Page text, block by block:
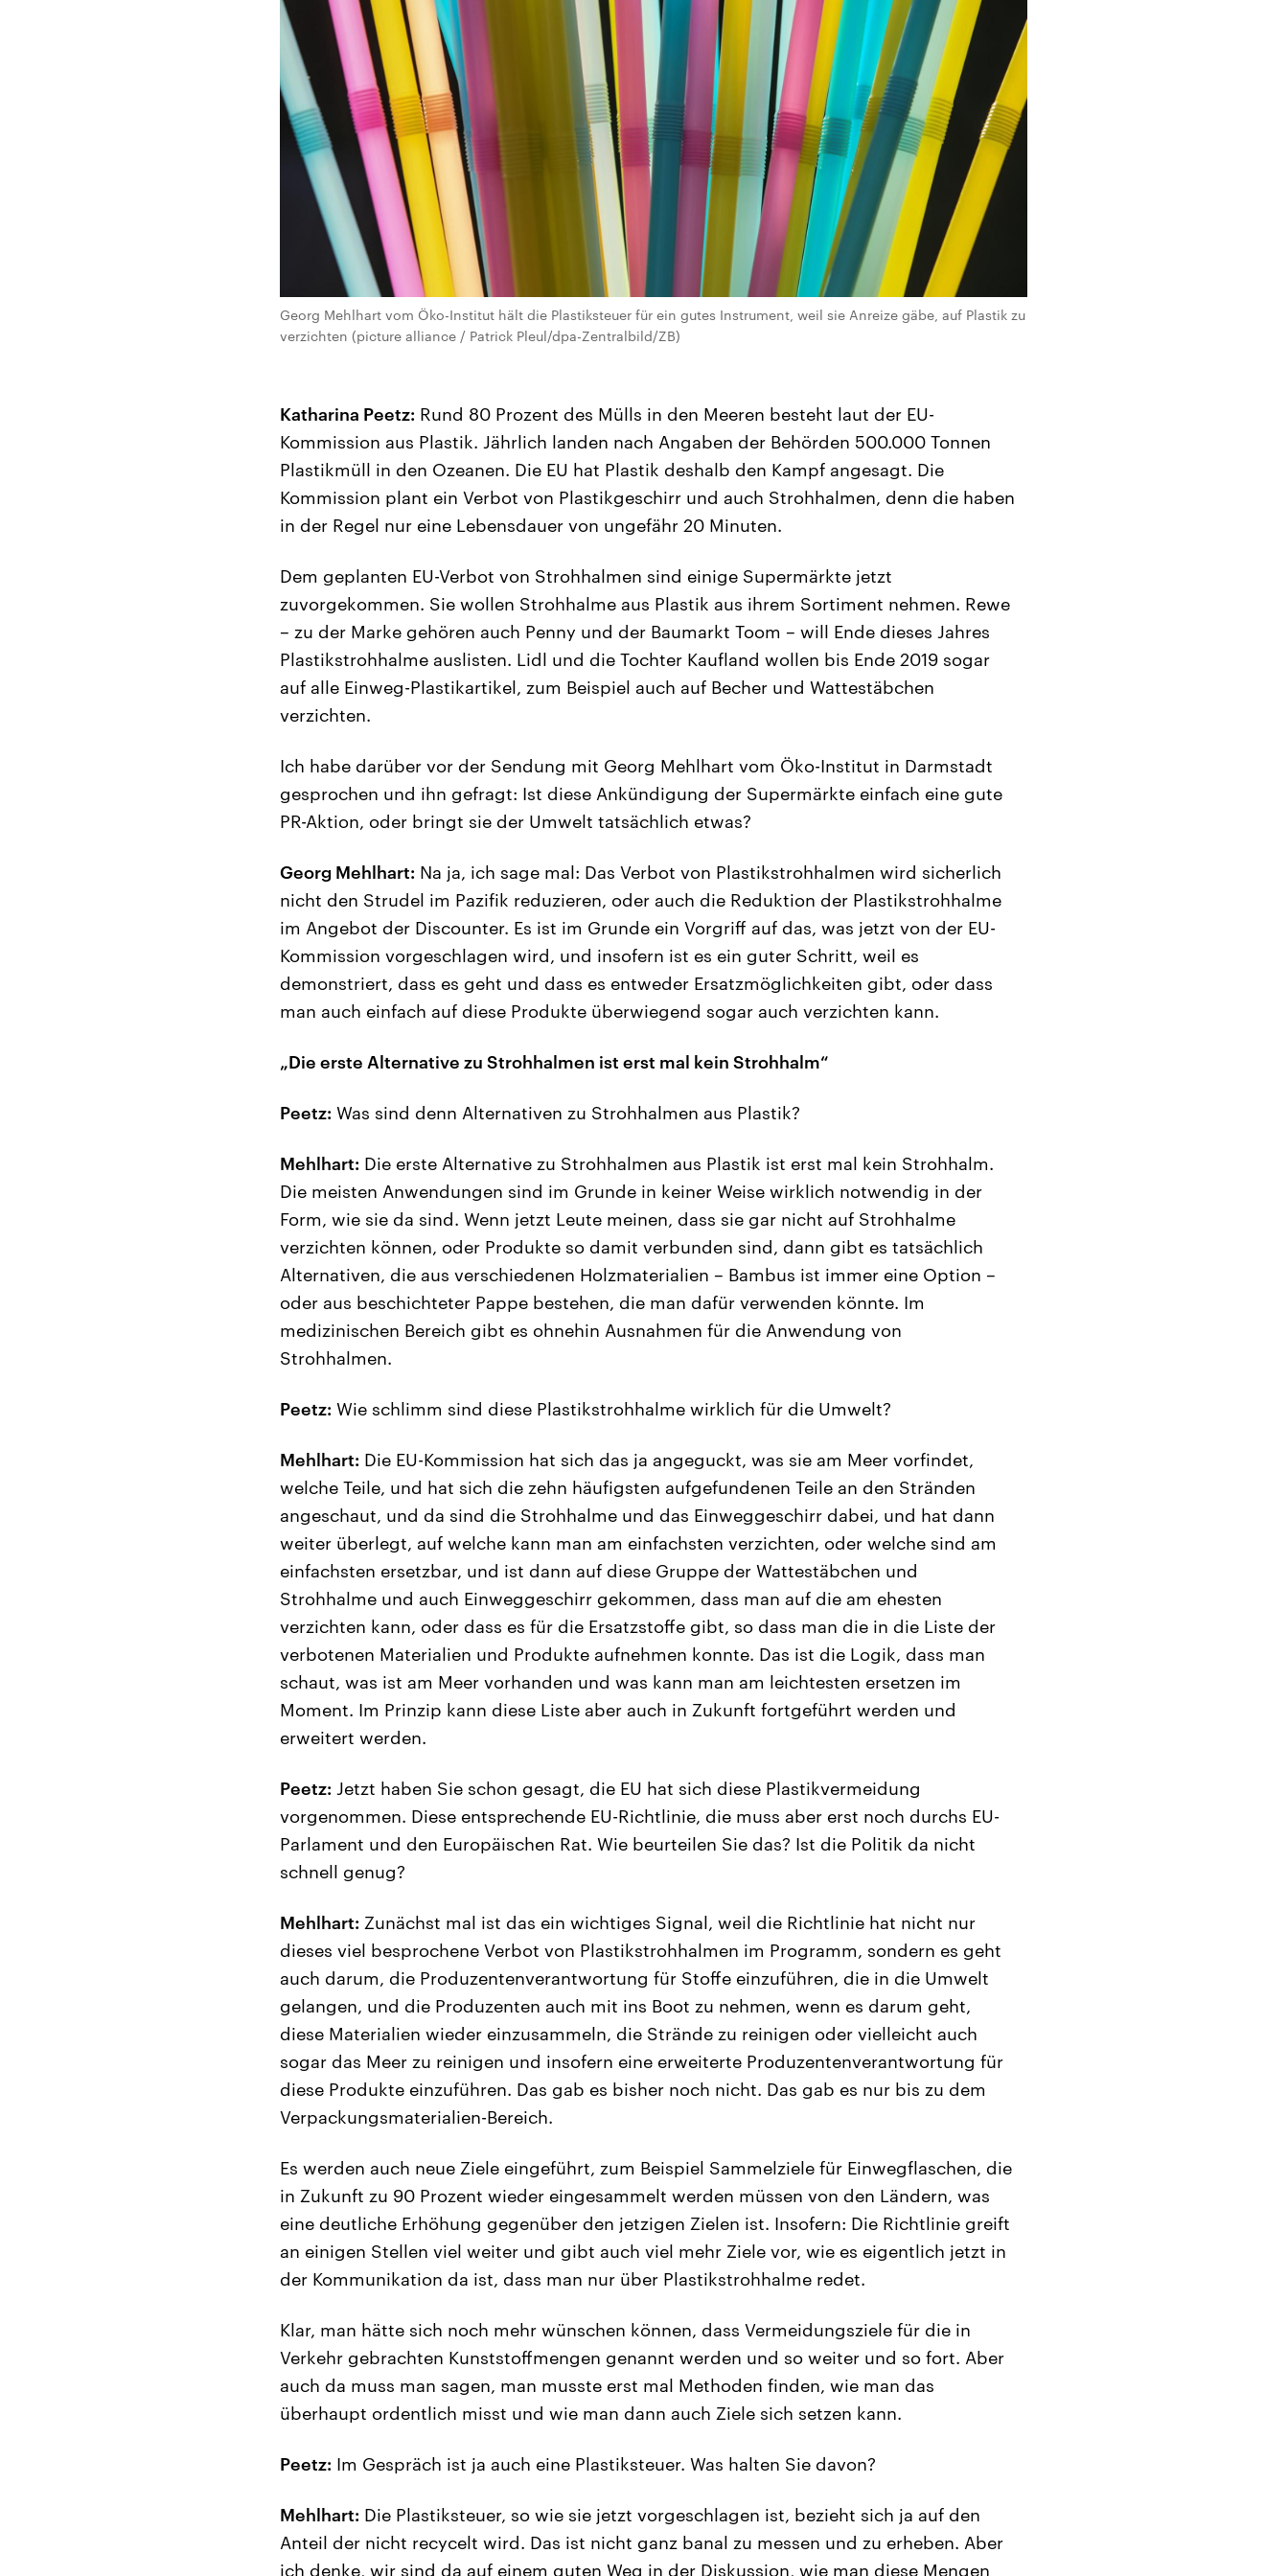
Georg Mehlhart vom Öko-Institut hält die Plastiksteuer für ein gutes Instrument, weil sie Anreize gäbe, auf Plastik zu
verzichten (picture alliance / Patrick Pleul/dpa-Zentralbild/ZB)
Katharina Peetz: Rund 80 Prozent des Mülls in den Meeren besteht laut der EU-
Kommission aus Plastik. Jährlich landen nach Angaben der Behörden 500.000 Tonnen
Plastikmüll in den Ozeanen. Die EU hat Plastik deshalb den Kampf angesagt. Die
Kommission plant ein Verbot von Plastikgeschirr und auch Strohhalmen, denn die haben
in der Regel nur eine Lebensdauer von ungefähr 20 Minuten.
Dem geplanten EU-Verbot von Strohhalmen sind einige Supermärkte jetzt
zuvorgekommen. Sie wollen Strohhalme aus Plastik aus ihrem Sortiment nehmen. Rewe
– zu der Marke gehören auch Penny und der Baumarkt Toom – will Ende dieses Jahres
Plastikstrohhalme auslisten. Lidl und die Tochter Kaufland wollen bis Ende 2019 sogar
auf alle Einweg-Plastikartikel, zum Beispiel auch auf Becher und Wattestäbchen
verzichten.
Ich habe darüber vor der Sendung mit Georg Mehlhart vom Öko-Institut in Darmstadt
gesprochen und ihn gefragt: Ist diese Ankündigung der Supermärkte einfach eine gute
PR-Aktion, oder bringt sie der Umwelt tatsächlich etwas?
Georg Mehlhart: Na ja, ich sage mal: Das Verbot von Plastikstrohhalmen wird sicherlich
nicht den Strudel im Pazifik reduzieren, oder auch die Reduktion der Plastikstrohhalme
im Angebot der Discounter. Es ist im Grunde ein Vorgriff auf das, was jetzt von der EU-
Kommission vorgeschlagen wird, und insofern ist es ein guter Schritt, weil es
demonstriert, dass es geht und dass es entweder Ersatzmöglichkeiten gibt, oder dass
man auch einfach auf diese Produkte überwiegend sogar auch verzichten kann.
„Die erste Alternative zu Strohhalmen ist erst mal kein Strohhalm“
Peetz: Was sind denn Alternativen zu Strohhalmen aus Plastik?
Mehlhart: Die erste Alternative zu Strohhalmen aus Plastik ist erst mal kein Strohhalm.
Die meisten Anwendungen sind im Grunde in keiner Weise wirklich notwendig in der
Form, wie sie da sind. Wenn jetzt Leute meinen, dass sie gar nicht auf Strohhalme
verzichten können, oder Produkte so damit verbunden sind, dann gibt es tatsächlich
Alternativen, die aus verschiedenen Holzmaterialien – Bambus ist immer eine Option –
oder aus beschichteter Pappe bestehen, die man dafür verwenden könnte. Im
medizinischen Bereich gibt es ohnehin Ausnahmen für die Anwendung von
Strohhalmen.
Peetz: Wie schlimm sind diese Plastikstrohhalme wirklich für die Umwelt?
Mehlhart: Die EU-Kommission hat sich das ja angeguckt, was sie am Meer vorfindet,
welche Teile, und hat sich die zehn häufigsten aufgefundenen Teile an den Stränden
angeschaut, und da sind die Strohhalme und das Einweggeschirr dabei, und hat dann
weiter überlegt, auf welche kann man am einfachsten verzichten, oder welche sind am
einfachsten ersetzbar, und ist dann auf diese Gruppe der Wattestäbchen und
Strohhalme und auch Einweggeschirr gekommen, dass man auf die am ehesten
verzichten kann, oder dass es für die Ersatzstoffe gibt, so dass man die in die Liste der
verbotenen Materialien und Produkte aufnehmen konnte. Das ist die Logik, dass man
schaut, was ist am Meer vorhanden und was kann man am leichtesten ersetzen im
Moment. Im Prinzip kann diese Liste aber auch in Zukunft fortgeführt werden und
erweitert werden.
Peetz: Jetzt haben Sie schon gesagt, die EU hat sich diese Plastikvermeidung
vorgenommen. Diese entsprechende EU-Richtlinie, die muss aber erst noch durchs EU-
Parlament und den Europäischen Rat. Wie beurteilen Sie das? Ist die Politik da nicht
schnell genug?
Mehlhart: Zunächst mal ist das ein wichtiges Signal, weil die Richtlinie hat nicht nur
dieses viel besprochene Verbot von Plastikstrohhalmen im Programm, sondern es geht
auch darum, die Produzentenverantwortung für Stoffe einzuführen, die in die Umwelt
gelangen, und die Produzenten auch mit ins Boot zu nehmen, wenn es darum geht,
diese Materialien wieder einzusammeln, die Strände zu reinigen oder vielleicht auch
sogar das Meer zu reinigen und insofern eine erweiterte Produzentenverantwortung für
diese Produkte einzuführen. Das gab es bisher noch nicht. Das gab es nur bis zu dem
Verpackungsmaterialien-Bereich.
Es werden auch neue Ziele eingeführt, zum Beispiel Sammelziele für Einwegflaschen, die
in Zukunft zu 90 Prozent wieder eingesammelt werden müssen von den Ländern, was
eine deutliche Erhöhung gegenüber den jetzigen Zielen ist. Insofern: Die Richtlinie greift
an einigen Stellen viel weiter und gibt auch viel mehr Ziele vor, wie es eigentlich jetzt in
der Kommunikation da ist, dass man nur über Plastikstrohhalme redet.
Klar, man hätte sich noch mehr wünschen können, dass Vermeidungsziele für die in
Verkehr gebrachten Kunststoffmengen genannt werden und so weiter und so fort. Aber
auch da muss man sagen, man musste erst mal Methoden finden, wie man das
überhaupt ordentlich misst und wie man dann auch Ziele sich setzen kann.
Peetz: Im Gespräch ist ja auch eine Plastiksteuer. Was halten Sie davon?
Mehlhart: Die Plastiksteuer, so wie sie jetzt vorgeschlagen ist, bezieht sich ja auf den
Anteil der nicht recycelt wird. Das ist nicht ganz banal zu messen und zu erheben. Aber
ich denke, wir sind da auf einem guten Weg in der Diskussion, wie man diese Mengen